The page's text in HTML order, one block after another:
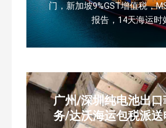
门，新加坡9%GST增值税，
报告，14天海运时
广州/深圳纯电池出口
务/达沃海运包税派